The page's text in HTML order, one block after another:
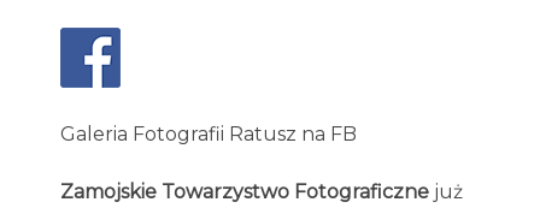
Galeria Fotografii Ratusz na FB
Zamojskie Towarzystwo Fotograficzne już